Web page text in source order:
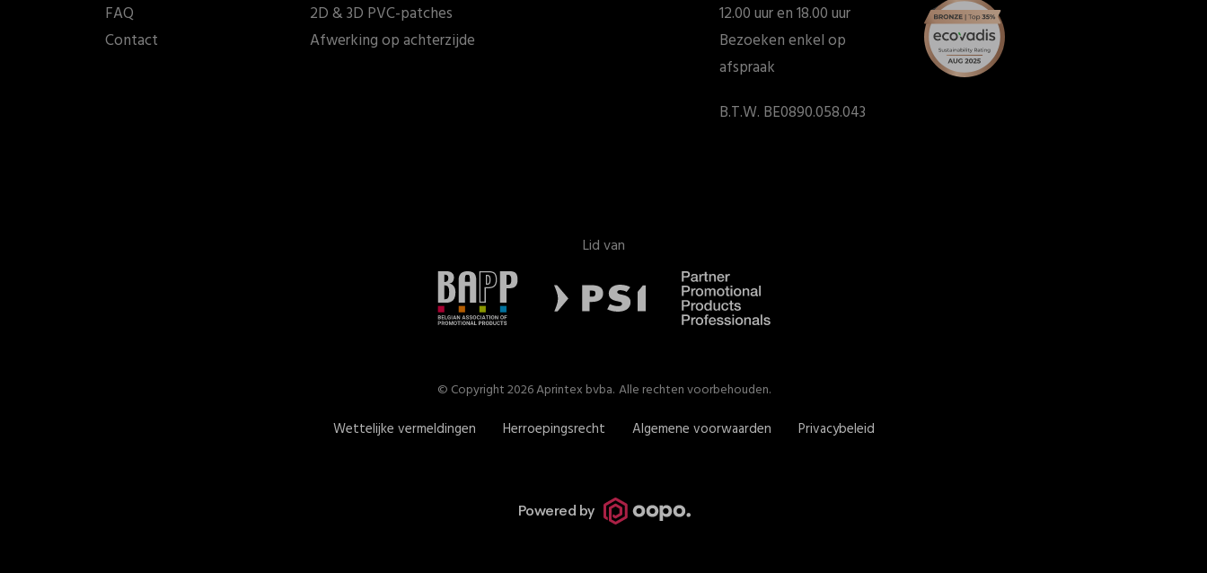
FAQ
Contact
2D & 3D PVC-patches
Afwerking op achterzijde
12.00 uur en 18.00 uur
Bezoeken enkel op
afspraak
B.T.W. BE0890.058.043
Lid van
© Copyright 2026 Aprintex bvba. Alle rechten voorbehouden.
Wettelijke vermeldingen Herroepingsrecht Algemene voorwaarden Privacybeleid
Powered by